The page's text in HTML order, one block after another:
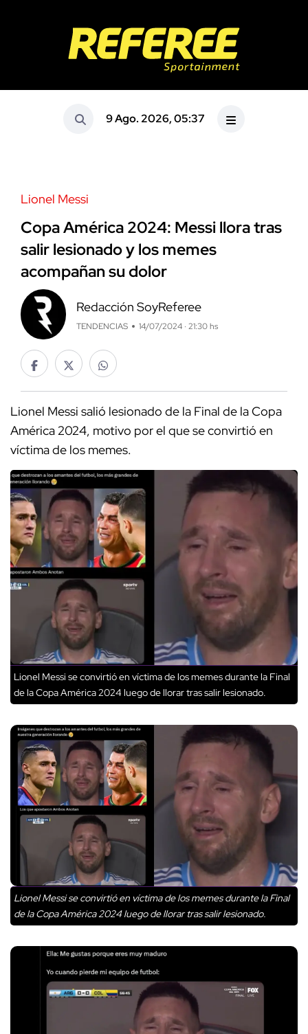
9 Ago. 2026, 05:37
Lionel Messi
Copa América 2024: Messi llora tras
salir lesionado y los memes
acompañan su dolor
Redacción SoyReferee
TENDENCIAS 14/07/2024 · 21:30 hs
Lionel Messi salió lesionado de la Final de la Copa
América 2024, motivo por el que se convirtió en
víctima de los memes.
Lionel Messi se convirtió en víctima de los memes durante la Final
de la Copa América 2024 luego de llorar tras salir lesionado.
Lionel Messi se convirtió en víctima de los memes durante la Final
de la Copa América 2024 luego de llorar tras salir lesionado.